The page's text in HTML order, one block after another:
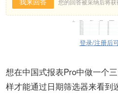
您的回答被采纳后将获
登录/注册后
想在中国式报表Pro中做一个
样才能通过日期筛选器来看到